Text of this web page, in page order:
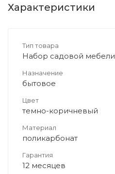
Характеристики
Тип товара
Набор садовой мебели
Назначение
бытовое
Цвет
темно-коричневый
Материал
поликарбонат
Гарантия
12 месяцев